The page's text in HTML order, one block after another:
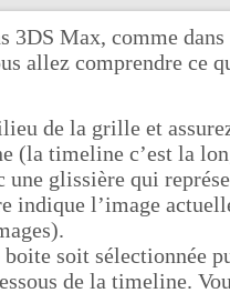
3DS Max, comme
allez comprendre ce
de la grille et
(la timeline c’est la
une glissière qui
indique l’image
soit sélectionnée
de la timeline.